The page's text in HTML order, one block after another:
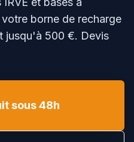
borne de recharge
jusqu'à 500 €. Devis
sous 48h